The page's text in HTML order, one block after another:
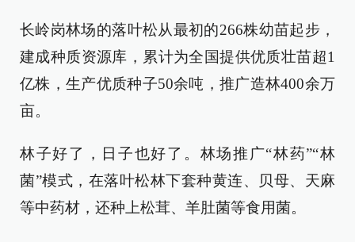
长岭岗林场的落叶松从最初的266株幼苗起步，
建成种质资源库，累计为全国提供优质壮苗超1
亿株，生产优质种子50余吨，推广造林400余万
亩。
林子好了，日子也好了。林场推广“林药”“林
菌”模式，在落叶松林下套种黄连、贝母、天麻
等中药材，还种上松茸、羊肚菌等食用菌。